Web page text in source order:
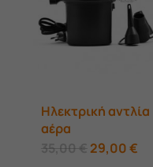
Ηλεκτρική αντλία
αέρα
35,00€ Original
price
29,00€Η